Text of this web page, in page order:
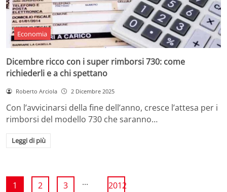
Economia
Dicembre ricco con i super rimborsi 730: come
richiederli e a chi spettano
Roberto Arciola 2 Dicembre 2025
Con l’avvicinarsi della fine dell’anno, cresce l’attesa per i
rimborsi del modello 730 che saranno…
Leggi di più
1 2 3 ... 2012